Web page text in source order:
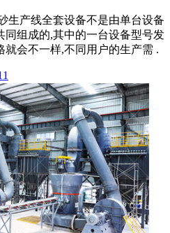
生产线全套设备不是由单台设备
同组成的,其中的一台设备型号发
就会不一样,不同用户的生产需 .